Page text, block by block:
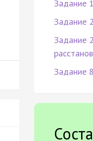
Задание
Задание
Задание
Задание 8